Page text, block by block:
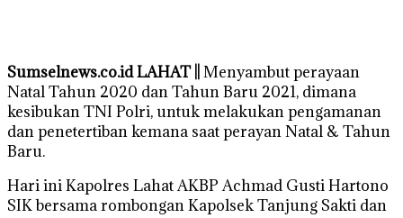
Sumselnews.co.id LAHAT || Menyambut perayaan
Natal Tahun 2020 dan Tahun Baru 2021, dimana
kesibukan TNI Polri, untuk melakukan pengamanan
dan penetertiban kemana saat perayan Natal & Tahun
Baru.
Hari ini Kapolres Lahat AKBP Achmad Gusti Hartono
SIK bersama rombongan Kapolsek Tanjung Sakti dan